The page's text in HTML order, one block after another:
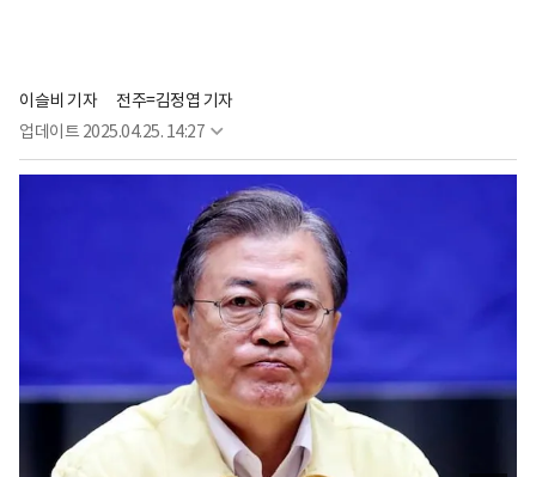
이슬비 기자
전주=김정엽 기자
업데이트 2025.04.25. 14:27